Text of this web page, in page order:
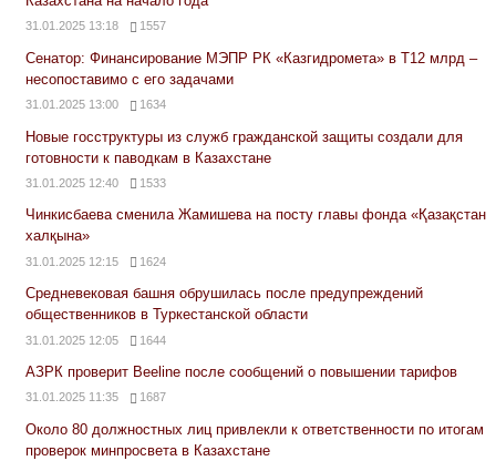
31.01.2025 13:18 1557
Сенатор: Финансирование МЭПР РК «Казгидромета» в Т12 млрд –
несопоставимо с его задачами
31.01.2025 13:00 1634
Новые госструктуры из служб гражданской защиты создали для
готовности к паводкам в Казахстане
31.01.2025 12:40 1533
Чинкисбаева сменила Жамишева на посту главы фонда «Қазақстан
халқына»
31.01.2025 12:15 1624
Средневековая башня обрушилась после предупреждений
общественников в Туркестанской области
31.01.2025 12:05 1644
АЗРК проверит Beeline после сообщений о повышении тарифов
31.01.2025 11:35 1687
Около 80 должностных лиц привлекли к ответственности по итогам
проверок минпросвета в Казахстане